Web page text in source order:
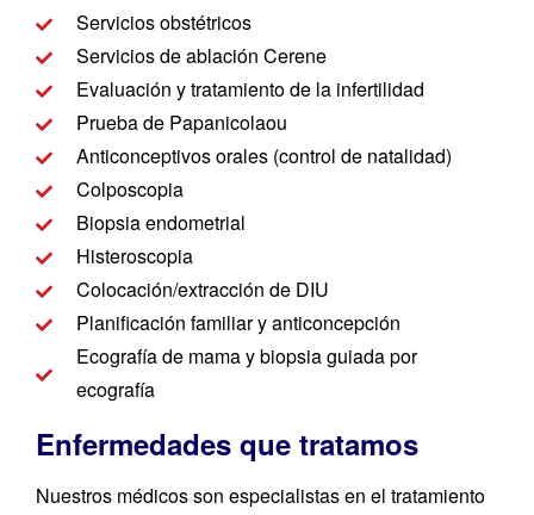
Servicios obstétricos
Servicios de ablación Cerene
Evaluación y tratamiento de la infertilidad
Prueba de Papanicolaou
Anticonceptivos orales (control de natalidad)
Colposcopia
Biopsia endometrial
Histeroscopia
Colocación/extracción de DIU
Planificación familiar y anticoncepción
Ecografía de mama y biopsia guiada por
ecografía
Enfermedades que tratamos
Nuestros médicos son especialistas en el tratamiento